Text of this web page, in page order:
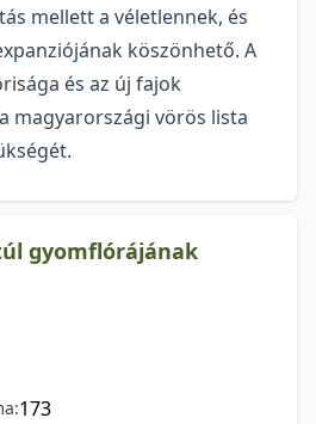
mellett a véletlennek, és
köszönhető. A
és az új fajok
magyarországi vörös lista
gyomflórájának
173